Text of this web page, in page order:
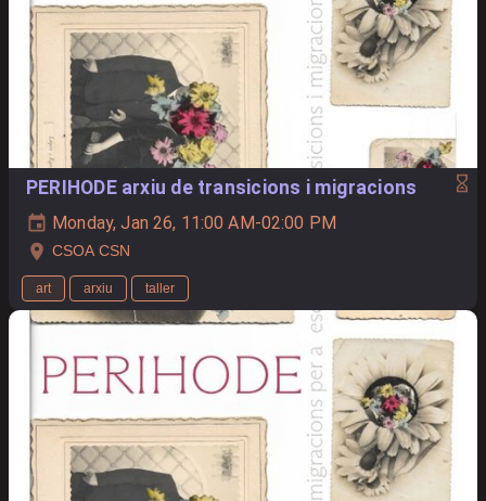
PERIHODE arxiu de transicions i migracions
Monday, Jan 26, 11:00 AM-02:00 PM
CSOA CSN
art arxiu taller